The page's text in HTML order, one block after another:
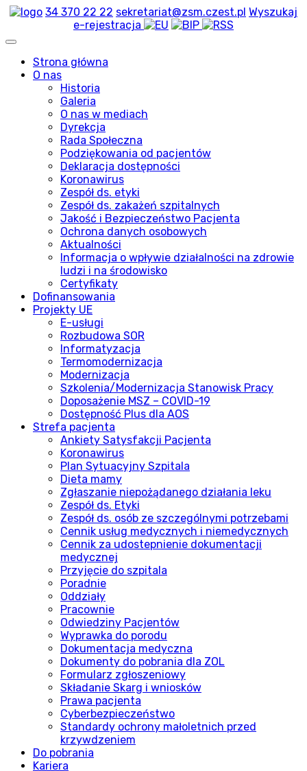
34 370 22 22 sekretariat@zsm.czest.pl Wyszukaj
e-rejestracja
Strona główna
O nas
Historia
Galeria
O nas w mediach
Dyrekcja
Rada Społeczna
Podziękowania od pacjentów
Deklaracja dostępności
Koronawirus
Zespół ds. etyki
Zespół ds. zakażeń szpitalnych
Jakość i Bezpieczeństwo Pacjenta
Ochrona danych osobowych
Aktualności
Informacja o wpływie działalności na zdrowie
ludzi i na środowisko
Certyfikaty
Dofinansowania
Projekty UE
E-usługi
Rozbudowa SOR
Informatyzacja
Termomodernizacja
Modernizacja
Szkolenia/Modernizacja Stanowisk Pracy
Doposażenie MSZ – COVID-19
Dostępność Plus dla AOS
Strefa pacjenta
Ankiety Satysfakcji Pacjenta
Koronawirus
Plan Sytuacyjny Szpitala
Dieta mamy
Zgłaszanie niepożądanego działania leku
Zespół ds. Etyki
Zespół ds. osób ze szczególnymi potrzebami
Cennik usług medycznych i niemedycznych
Cennik za udostepnienie dokumentacji
medycznej
Przyjęcie do szpitala
Poradnie
Oddziały
Pracownie
Odwiedziny Pacjentów
Wyprawka do porodu
Dokumentacja medyczna
Dokumenty do pobrania dla ZOL
Formularz zgłoszeniowy
Składanie Skarg i wniosków
Prawa pacjenta
Cyberbezpieczeństwo
Standardy ochrony małoletnich przed
krzywdzeniem
Do pobrania
Kariera